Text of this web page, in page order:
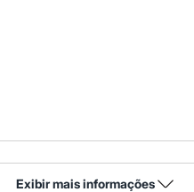
Serviços
Exibir mais informações